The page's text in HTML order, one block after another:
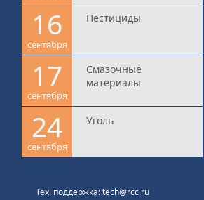
16
сентября
Пестициды
17
сентября
Смазочные
материалы
24
сентября
Уголь
Тех. поддержка: tech@rcc.ru